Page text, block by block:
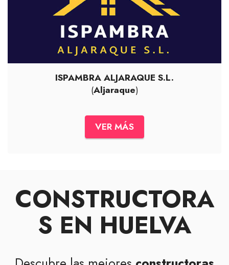
ISPAMBRA ALJARAQUE S.L.
(Aljaraque)
VER MÁS
CONSTRUCTORA
S EN HUELVA